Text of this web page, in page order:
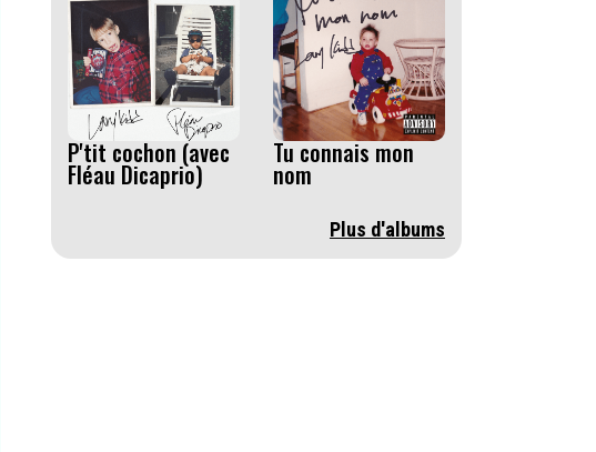
P'tit cochon (avec
Fléau Dicaprio)
Tu connais mon
nom
Plus d'albums